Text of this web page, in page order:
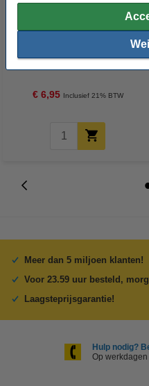
123led LED lamp E27 | Kogel
P45 | Mat | 2.2W (25W) | 3 stuks
€ 6,95 Inclusief 21% BTW
Meer dan 5 miljoen klanten!
Voor 23.59 uur besteld,
Laagsteprijsgarantie!
Hulp nodig?
Op